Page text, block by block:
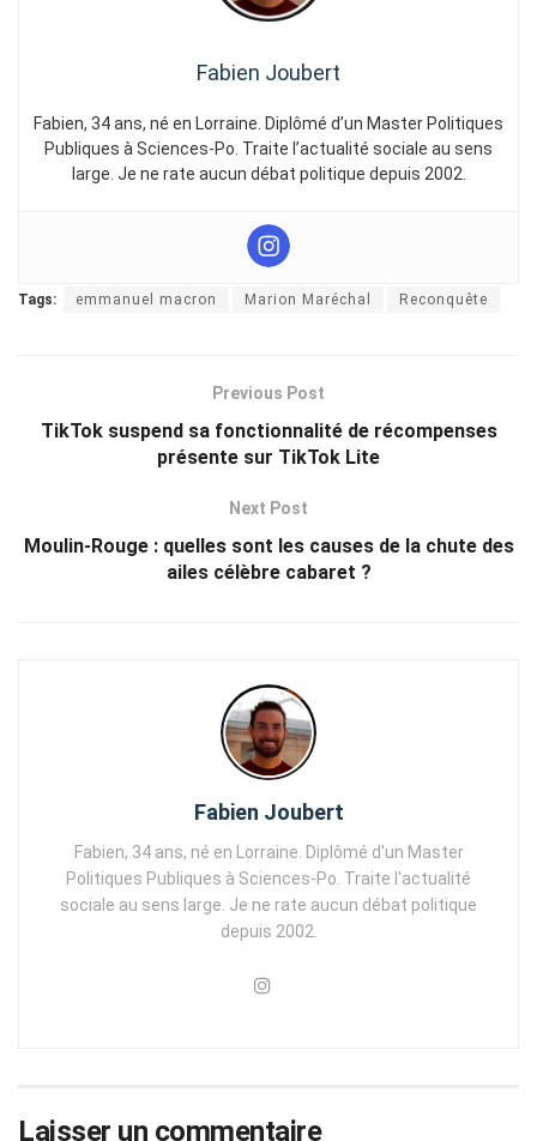
Fabien Joubert
Fabien, 34 ans, né en Lorraine. Diplômé d’un Master Politiques
Publiques à Sciences-Po. Traite l’actualité sociale au sens
large. Je ne rate aucun débat politique depuis 2002.
Tags: emmanuel macron Marion Maréchal Reconquête
Previous Post
TikTok suspend sa fonctionnalité de récompenses
présente sur TikTok Lite
Next Post
Moulin-Rouge : quelles sont les causes de la chute des
ailes célèbre cabaret ?
Fabien Joubert
Fabien, 34 ans, né en Lorraine. Diplômé d'un Master
Politiques Publiques à Sciences-Po. Traite l'actualité
sociale au sens large. Je ne rate aucun débat politique
depuis 2002.
Laisser un commentaire